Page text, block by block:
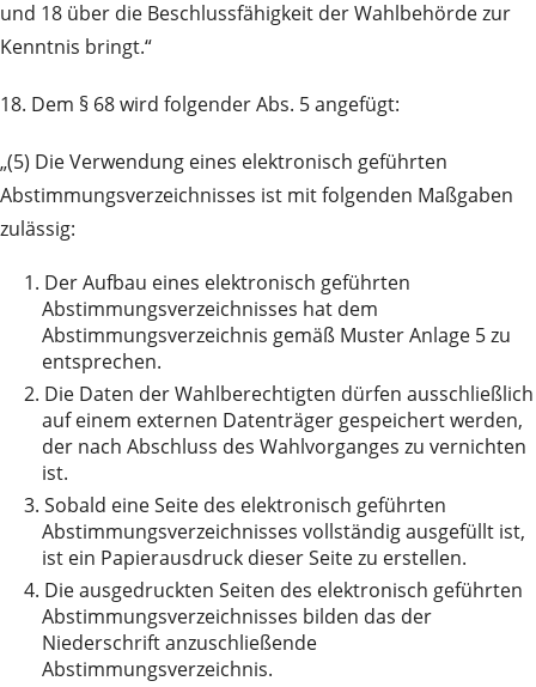
und 18 über die Beschlussfähigkeit der Wahlbehörde zur
Kenntnis bringt.“
18. Dem § 68 wird folgender Abs. 5 angefügt:
„(5) Die Verwendung eines elektronisch geführten
Abstimmungsverzeichnisses ist mit folgenden Maßgaben
zulässig:
1. Der Aufbau eines elektronisch geführten
Abstimmungsverzeichnisses hat dem
Abstimmungsverzeichnis gemäß Muster Anlage 5 zu
entsprechen.
2. Die Daten der Wahlberechtigten dürfen ausschließlich
auf einem externen Datenträger gespeichert werden,
der nach Abschluss des Wahlvorganges zu vernichten
ist.
3. Sobald eine Seite des elektronisch geführten
Abstimmungsverzeichnisses vollständig ausgefüllt ist,
ist ein Papierausdruck dieser Seite zu erstellen.
4. Die ausgedruckten Seiten des elektronisch geführten
Abstimmungsverzeichnisses bilden das der
Niederschrift anzuschließende
Abstimmungsverzeichnis.